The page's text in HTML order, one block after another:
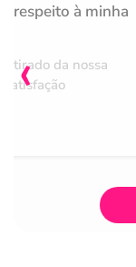
respeito à minha
da nossa
‹